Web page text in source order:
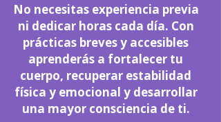
No necesitas experiencia previa
ni dedicar horas cada día. Con
prácticas breves y accesibles
aprenderás a fortalecer tu
cuerpo, recuperar estabilidad
física y emocional y desarrollar
una mayor consciencia de ti.